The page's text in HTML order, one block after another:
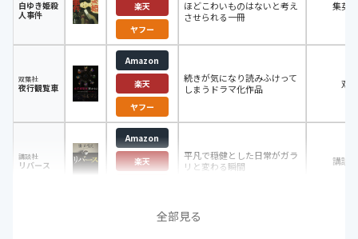
白ゆき姫殺
人事件
楽天
ヤフー
ほどこわいものはないと考え
させられる一冊
集英
双葉社
夜行観覧車
Amazon
楽天
ヤフー
続きが気になり読みふけって
しまうドラマ化作品
双
講談社
リバース
Amazon
楽天
平凡で穏健とした日常がガラ
リと変わる瞬間
講談
全部見る